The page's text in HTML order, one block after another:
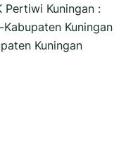
Pertiwi Kuningan :
Kuningan
Kuningan